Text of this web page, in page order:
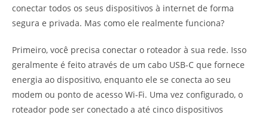
conectar todos os seus dispositivos à internet de forma
segura e privada. Mas como ele realmente funciona?
Primeiro, você precisa conectar o roteador à sua rede. Isso
geralmente é feito através de um cabo USB-C que fornece
energia ao dispositivo, enquanto ele se conecta ao seu
modem ou ponto de acesso Wi-Fi. Uma vez configurado, o
roteador pode ser conectado a até cinco dispositivos